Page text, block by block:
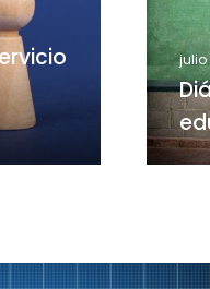
julio
¿Sociedad